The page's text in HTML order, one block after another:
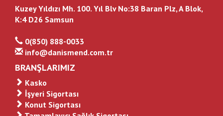
Kuzey Yıldızı Mh. 100. Yıl Blv No:38 Baran Plz, A Blok,
K:4 D26 Samsun
0(850) 888-0033
info@danismend.com.tr
BRANŞLARIMIZ
Kasko
İşyeri Sigortası
Konut Sigortası